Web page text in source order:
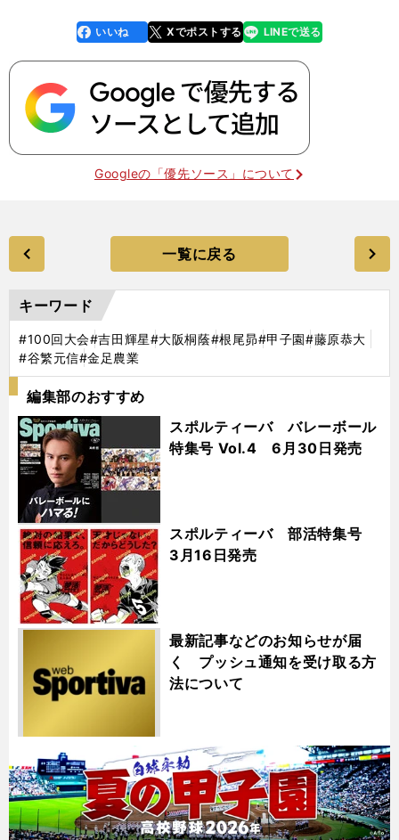
faceboo
k
いいね Xでポストする
line LINEで送る
Googleの「優先ソース」について
一覧に戻る
キーワード
#100回大会#吉田輝星#大阪桐蔭#根尾昴#甲子園#藤原恭大
#谷繁元信#金足農業
編集部のおすすめ
スポルティーバ バレーボール
特集号 Vol.4 6月30日発売
スポルティーバ 部活特集号
3月16日発売
最新記事などのお知らせが届
く プッシュ通知を受け取る方
法について